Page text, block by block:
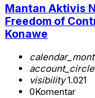
Mantan Aktivis
Freedom of
Konawe
account_circle
visibility1.021
0Komentar